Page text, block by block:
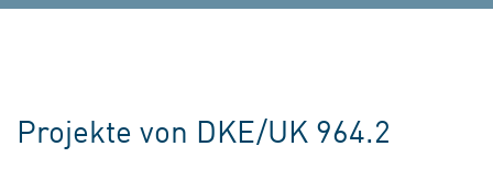
Projekte von DKE/UK 964.2